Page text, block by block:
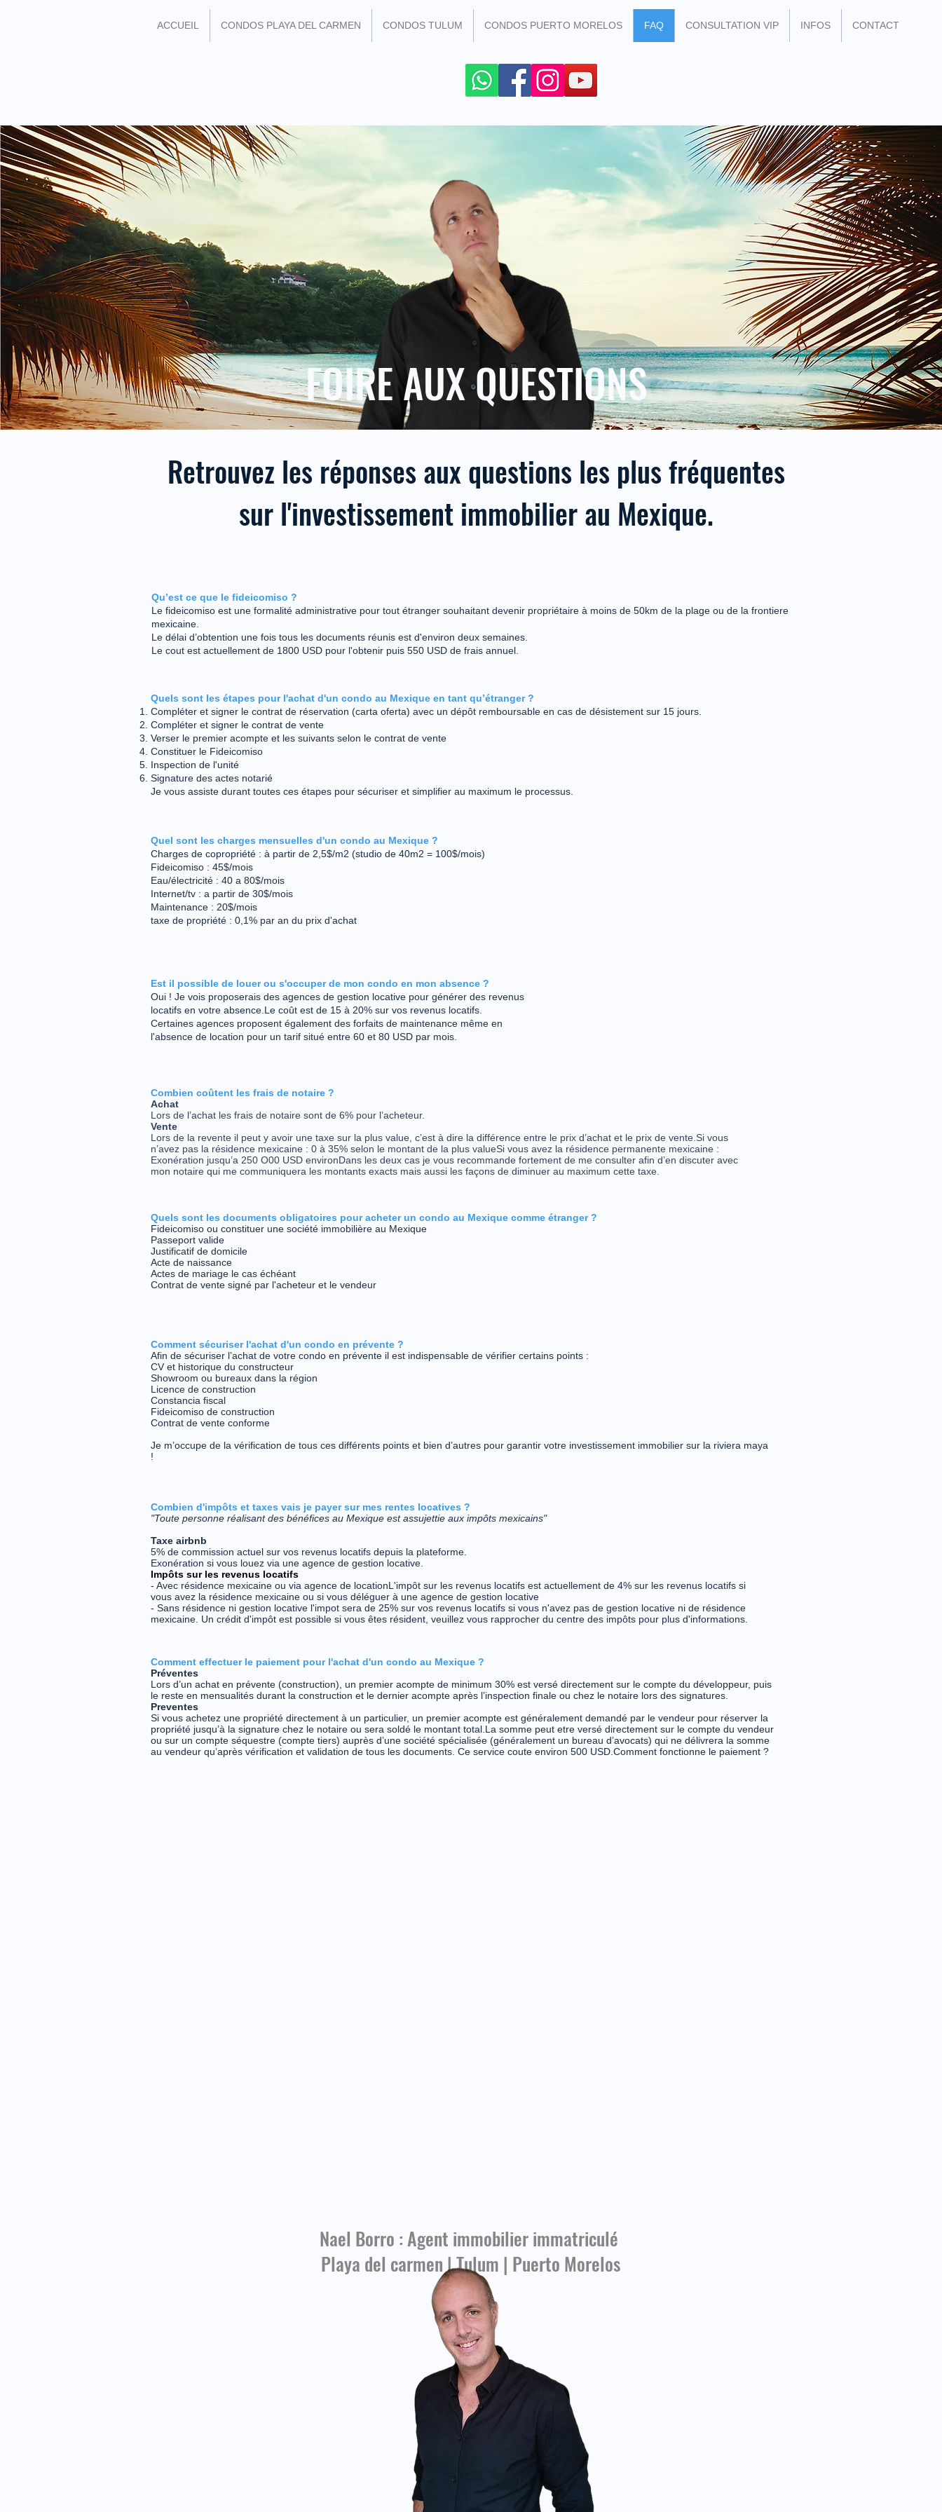
ACCUEIL CONDOS PLAYA DEL CARMEN CONDOS TULUM CONDOS PUERTO MORELOS FAQ CONSULTATION VIP INFOS CONTACT
FOIRE AUX QUESTIONS
Retrouvez les réponses aux questions les plus fréquentes
sur l'investissement immobilier au Mexique.
Qu’est ce que le fideicomiso ?
Le fideicomiso est une formalité administrative pour tout étranger souhaitant devenir propriétaire à moins de 50km de la plage ou de la frontiere
mexicaine.
Le délai d’obtention une fois tous les documents réunis est d'environ deux semaines.
Le cout est actuellement de 1800 USD pour l'obtenir puis 550 USD de frais annuel.
Quels sont les étapes pour l'achat d'un condo au Mexique en tant qu’étranger ?
Compléter et signer le contrat de réservation (carta oferta) avec un dépôt remboursable en cas de désistement sur 15 jours.
Compléter et signer le contrat de vente
Verser le premier acompte et les suivants selon le contrat de vente
Constituer le Fideicomiso
​Inspection de l'unité
Signature des actes notarié
Je vous assiste durant toutes ces étapes pour sécuriser et simplifier au maximum le processus.
Quel sont les charges mensuelles d'un condo au Mexique ?
Charges de copropriété : à partir de 2,5$/m2 (studio de 40m2 = 100$/mois)
Fideicomiso : 45$/mois
Eau/électricité : 40 a 80$/mois
Internet/tv : a partir de 30$/mois
Maintenance : 20$/mois
taxe de propriété : 0,1% par an du prix d'achat
Est il possible de louer ou s'occuper de mon condo en mon absence ?
Oui ! Je vois proposerais des agences de gestion locative pour générer des revenus
locatifs en votre absence.Le coût est de 15 à 20% sur vos revenus locatifs.
Certaines agences proposent également des forfaits de maintenance même en
l'absence de location pour un tarif situé entre 60 et 80 USD par mois.
Combien coûtent les frais de notaire ?
Achat
Lors de l’achat les frais de notaire sont de 6% pour l’acheteur.
Vente
Lors de la revente il peut y avoir une taxe sur la plus value, c’est à dire la différence entre le prix d’achat et le prix de vente.Si vous
n’avez pas la résidence mexicaine : 0 à 35% selon le montant de la plus valueSi vous avez la résidence permanente mexicaine :
Exonération jusqu’a 250 O00 USD environDans les deux cas je vous recommande fortement de me consulter afin d’en discuter avec
mon notaire qui me communiquera les montants exacts mais aussi les façons de diminuer au maximum cette taxe.
Quels sont les documents obligatoires pour acheter un condo au Mexique comme étranger ?
Fideicomiso ou constituer une société immobilière au Mexique
Passeport valide
Justificatif de domicile
Acte de naissance
Actes de mariage le cas échéant
Contrat de vente signé par l'acheteur et le vendeur
Comment sécuriser l'achat d'un condo en prévente ?
Afin de sécuriser l’achat de votre condo en prévente il est indispensable de vérifier certains points :
CV et historique du constructeur
Showroom ou bureaux dans la région
Licence de construction
Constancia fiscal
Fideicomiso de construction
Contrat de vente conforme
Je m’occupe de la vérification de tous ces différents points et bien d’autres pour garantir votre investissement immobilier sur la riviera maya
!
Combien d'impôts et taxes vais je payer sur mes rentes locatives ?
"Toute personne réalisant des bénéfices au Mexique est assujettie aux impôts mexicains"
Taxe airbnb
5% de commission actuel sur vos revenus locatifs depuis la plateforme.
Exonération si vous louez via une agence de gestion locative.
​Impôts sur les revenus locatifs
- Avec résidence mexicaine ou via agence de locationL'impôt sur les revenus locatifs est actuellement de 4% sur les revenus locatifs si
vous avez la résidence mexicaine ou si vous déléguer à une agence de gestion locative
- Sans résidence ni gestion locative l'impot sera de 25% sur vos revenus locatifs si vous n'avez pas de gestion locative ni de résidence
mexicaine. Un crédit d'impôt est possible si vous êtes résident, veuillez vous rapprocher du centre des impôts pour plus d'informations.
Comment effectuer le paiement pour l'achat d'un condo au Mexique ?
Préventes
Lors d’un achat en prévente (construction), un premier acompte de minimum 30% est versé directement sur le compte du développeur, puis
le reste en mensualités durant la construction et le dernier acompte après l’inspection finale ou chez le notaire lors des signatures.
Preventes
Si vous achetez une propriété directement à un particulier, un premier acompte est généralement demandé par le vendeur pour réserver la
propriété jusqu’à la signature chez le notaire ou sera soldé le montant total.La somme peut etre versé directement sur le compte du vendeur
ou sur un compte séquestre (compte tiers) auprès d’une société spécialisée (généralement un bureau d’avocats) qui ne délivrera la somme
au vendeur qu’après vérification et validation de tous les documents. Ce service coute environ 500 USD.Comment fonctionne le paiement ?
Nael Borro : Agent immobilier immatriculé
Playa del carmen | Tulum | Puerto Morelos